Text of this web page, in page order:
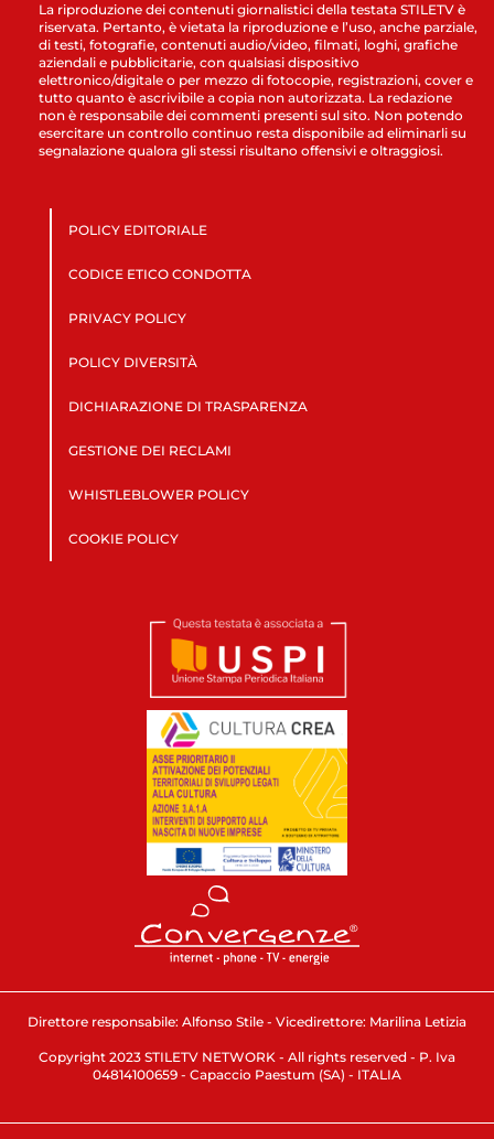
La riproduzione dei contenuti giornalistici della testata STILETV è
riservata. Pertanto, è vietata la riproduzione e l’uso, anche parziale,
di testi, fotografie, contenuti audio/video, filmati, loghi, grafiche
aziendali e pubblicitarie, con qualsiasi dispositivo
elettronico/digitale o per mezzo di fotocopie, registrazioni, cover e
tutto quanto è ascrivibile a copia non autorizzata. La redazione
non è responsabile dei commenti presenti sul sito. Non potendo
esercitare un controllo continuo resta disponibile ad eliminarli su
segnalazione qualora gli stessi risultano offensivi e oltraggiosi.
POLICY EDITORIALE
CODICE ETICO CONDOTTA
PRIVACY POLICY
POLICY DIVERSITÀ
DICHIARAZIONE DI TRASPARENZA
GESTIONE DEI RECLAMI
WHISTLEBLOWER POLICY
COOKIE POLICY
Direttore responsabile: Alfonso Stile - Vicedirettore: Marilina Letizia
Copyright 2023 STILETV NETWORK - All rights reserved - P. Iva
04814100659 - Capaccio Paestum (SA) - ITALIA